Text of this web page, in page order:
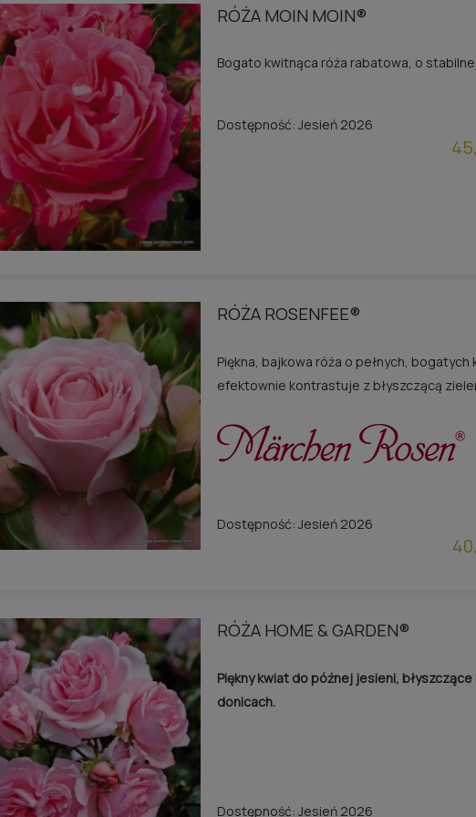
ROŻA ZAIDE®
35,00 zł
o dostępności
(CZERWONY KAPTUREK)
RÓŻA MOIN MOIN®
Bogato kwitnąca róża rabatowa, o
Dostępność: Jesień 2026
RÓŻA ROSENFEE®
Piękna, bajkowa róża o pełnych,
efektownie kontrastuje z błyszczącą
Dostępność: Jesień 2026
RÓŻA HOME & GARDEN®
Piękny kwiat do późnej jesieni,
donicach.
Dostępność: Jesień 2026